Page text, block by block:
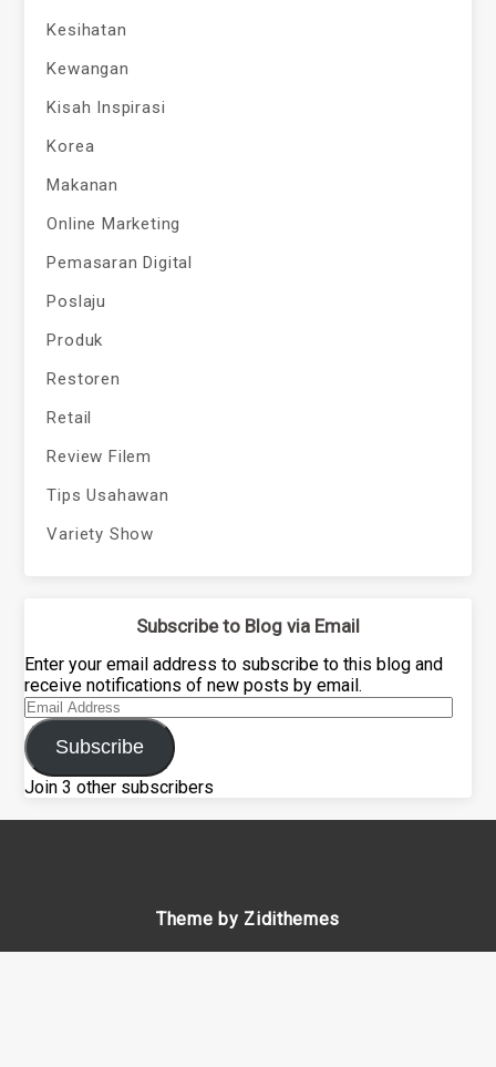
Kesihatan
Kewangan
Kisah Inspirasi
Korea
Makanan
Online Marketing
Pemasaran Digital
Poslaju
Produk
Restoren
Retail
Review Filem
Tips Usahawan
Variety Show
Subscribe to Blog via Email
Enter your email address to subscribe to this blog and
receive notifications of new posts by email.
Email
Address
Subscribe
Join 3 other subscribers
Theme by Zidithemes